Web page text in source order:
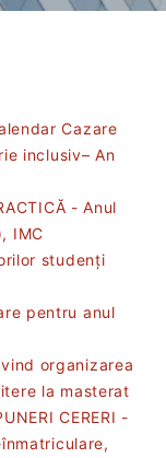
Cazare
inclusiv– An
- Anul
IMC
studenți
pentru anul
organizarea
la masterat
CERERI -